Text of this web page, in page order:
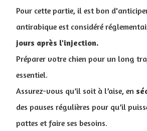
Pour cette partie, il est bon
antirabique est considéré
jours après l'injection.
Préparer votre chien pour un long
essentiel.
Assurez-vous qu’il soit à l’aise, en
des pauses régulières pour qu’il
pattes et faire ses besoins.